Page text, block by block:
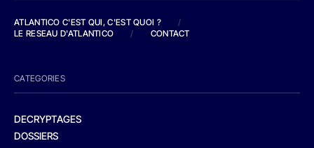
ATLANTICO C'EST QUI, C'EST QUOI ?
/
LE RESEAU D'ATLANTICO
/ CONTACT
CATEGORIES
DECRYPTAGES
DOSSIERS